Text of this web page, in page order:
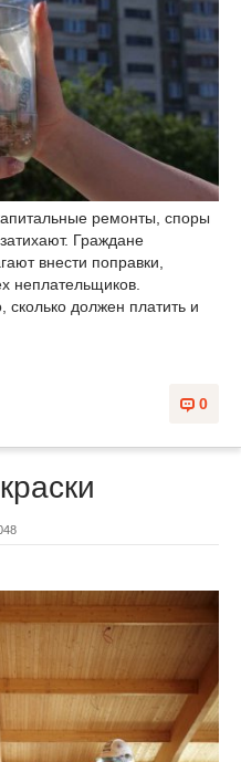
ремонты, споры
Граждане
внести поправки,
неплательщиков.
сколько должен платить и
0